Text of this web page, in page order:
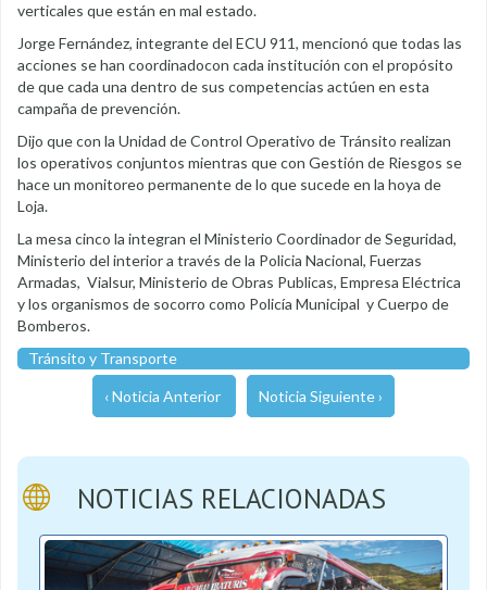
verticales que están en mal estado.
Jorge Fernández, integrante del ECU 911, mencionó que todas las
acciones se han coordinadocon cada institución con el propósito
de que cada una dentro de sus competencias actúen en esta
campaña de prevención.
Dijo que con la Unidad de Control Operativo de Tránsito realizan
los operativos conjuntos mientras que con Gestión de Riesgos se
hace un monitoreo permanente de lo que sucede en la hoya de
Loja.
La mesa cinco la integran el Ministerio Coordinador de Seguridad,
Ministerio del interior a través de la Policia Nacional, Fuerzas
Armadas, Vialsur, Ministerio de Obras Publicas, Empresa Eléctrica
y los organismos de socorro como Policía Municipal y Cuerpo de
Bomberos.
Tránsito y Transporte
‹ Noticia Anterior Noticia Siguiente ›
NOTICIAS RELACIONADAS